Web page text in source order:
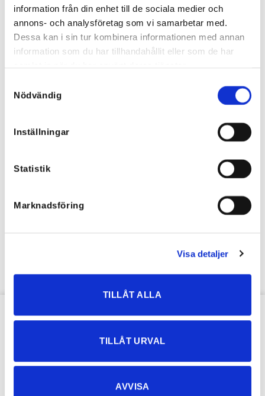
information från din enhet till de sociala medier och
annons- och analysföretag som vi samarbetar med.
Dessa kan i sin tur kombinera informationen med annan
information som du har tillhandahållit eller som de har
Nödvändig
Inställningar
Statistik
Marknadsföring
Visa detaljer
TILLÅT ALLA
TILLÅT URVAL
AVVISA
Tilbud!
646,58kr
VÅRT NYHETSBREV